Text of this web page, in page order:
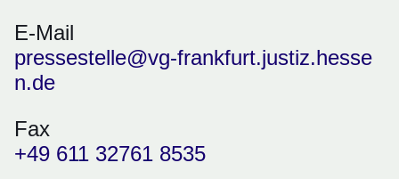
E-Mail
pressestelle@vg-frankfurt.justiz.hesse
n.de
Fax
+49 611 32761 8535